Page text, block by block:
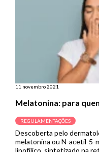
11 novembro 2021
Melatonina: para
REGULAMENTAÇÕES
Descoberta pelo
melatonina ou N-acetil-5-